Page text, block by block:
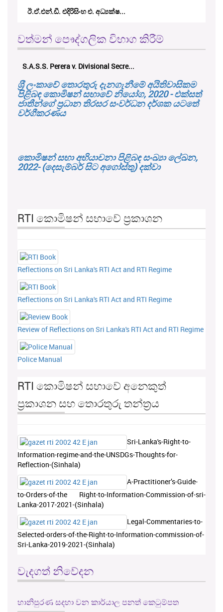
ඊ.ඒ.එන්.ඩී. එදිරිසිංහ එ. අධ්‍යක්ෂ...
වත්මන් පෞද්ගලික විභාග කිරීම්
S.A.S.S. Perera v. Divisional Secre...
ශ‍්‍රී ලංකාවේ තොරතුරු දැනගැනීමේ අයිතිවාසිකම
පිළිබඳ කොමිෂන් සභාවේ නියෝග, 2020 - එක්සත්
ජාතීන්ගේ ප්‍රධාන තිරසර සංවර්ධන දර්ශක යටතේ
වර්ගීකරණය
කොමිෂන් සභා අභියාචනා පිළිබඳ සංඛ්‍යා ලේඛන,
2022- (දෙසැම්බර් සිට අගෝස්තු) දක්වා
RTI කොමිෂන් සභාවේ ප්‍රකාශන
Reflections on Sri Lanka's RTI Act and RTI Regime
Reflections on Sri Lanka's RTI Act and RTI Regime
Review of Reflections on Sri Lanka's RTI Act and RTI Regime
Police Manual
RTI කොමිෂන් සභාවේ අනෙකුත්
ප්‍රකාශන සහ තොරතුරු තන්ත්‍රය
Sri-Lanka's-Right-to-
Information-regime-and-the-UNSDGs-Thoughts-for-
Reflection-(Sinhala)
A-Practitioner’s-Guide-
to-Orders-of-the Right-to-Information-Commission-of-sri-
Lanka-2017-2021-(Sinhala)
Legal-Commentaries-to-
Selected-orders-of-the-Right-to-Information-commission-of-
Sri-Lanka-2019-2021-(Sinhala)
වැදගත් නිවේදන
හානිපුරණ සදහා වන කාර්යාල පනත් කෙටුම්පත